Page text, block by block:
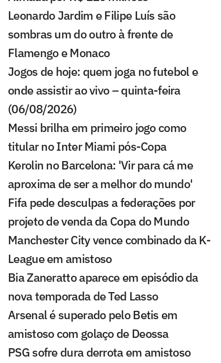
Leonardo Jardim e Filipe Luís são
sombras um do outro à frente de
Flamengo e Monaco
Jogos de hoje: quem joga no futebol e
onde assistir ao vivo – quinta-feira
(06/08/2026)
Messi brilha em primeiro jogo como
titular no Inter Miami pós-Copa
Kerolin no Barcelona: 'Vir para cá me
aproxima de ser a melhor do mundo'
Fifa pede desculpas a federações por
projeto de venda da Copa do Mundo
Manchester City vence combinado da K-
League em amistoso
Bia Zaneratto aparece em episódio da
nova temporada de Ted Lasso
Arsenal é superado pelo Betis em
amistoso com golaço de Deossa
PSG sofre dura derrota em amistoso